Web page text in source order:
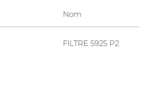
Nom
FILTRE 5925 P2